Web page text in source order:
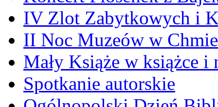
IV Zlot Zabytkowych i
II Noc Muzeów w
Mały Książe w książce i
Spotkanie autorskie